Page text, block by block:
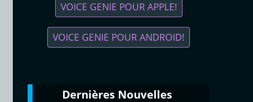
VOICE GENIE POUR APPLE!
VOICE GENIE POUR ANDROID!
Dernières Νouvelles